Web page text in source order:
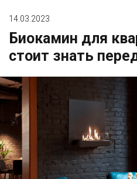
14.03.2023
Биокамин для
стоит знать